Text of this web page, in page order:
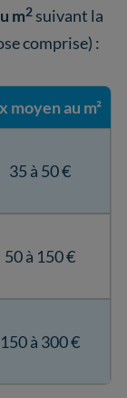
m2 suivant la
comprise) :
moyen au m²
35 à 50 €
50 à 150 €
150 à 300 €